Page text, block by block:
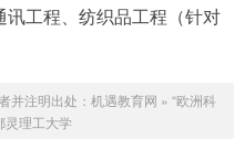
工程、纺织品工程（针对
并注明出处： 机遇教育网 » “欧洲科
理工大学